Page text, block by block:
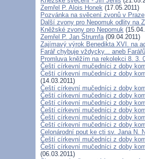
Zemřel P. Alois Honek (17.05.2011)
Pozvánka na svěcení zvonů v Praze
Další zvony pro Nepomuk odlity na
Kněžské zvony pro Nepomuk
Zemřel P. Jan Štrumfa(09.04.2011)
Zajímavý výrok Benedikta XVI. na
Farář chybuje vždycky... aneb
Promluva kněžím na rekolekci 8. 3.
Čeští církevní mučedníci z doby
Čeští církevní mučedníci z doby
(14.03.2011)
Čeští církevní mučedníci z doby
Čeští církevní mučedníci z doby
Čeští církevní mučedníci z doby
Čeští církevní mučedníci z doby
Čeští církevní mučedníci z doby
Čeští církevní mučedníci z doby
Celonárodní pout ke cti sv. Jana N.
Čeští církevní mučedníci z doby
Čeští církevní mučedníci z doby
(06.03.2011)